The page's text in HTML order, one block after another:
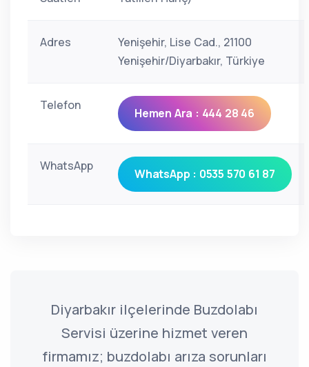
Adres
Yenişehir, Lise Cad., 21100
Yenişehir/Diyarbakır, Türkiye
Telefon
Hemen Ara : 444 28 46
WhatsApp
WhatsApp : 0535 570 61 87
Diyarbakır ilçelerinde Buzdolabı
Servisi üzerine hizmet veren
firmamız; buzdolabı arıza sorunları